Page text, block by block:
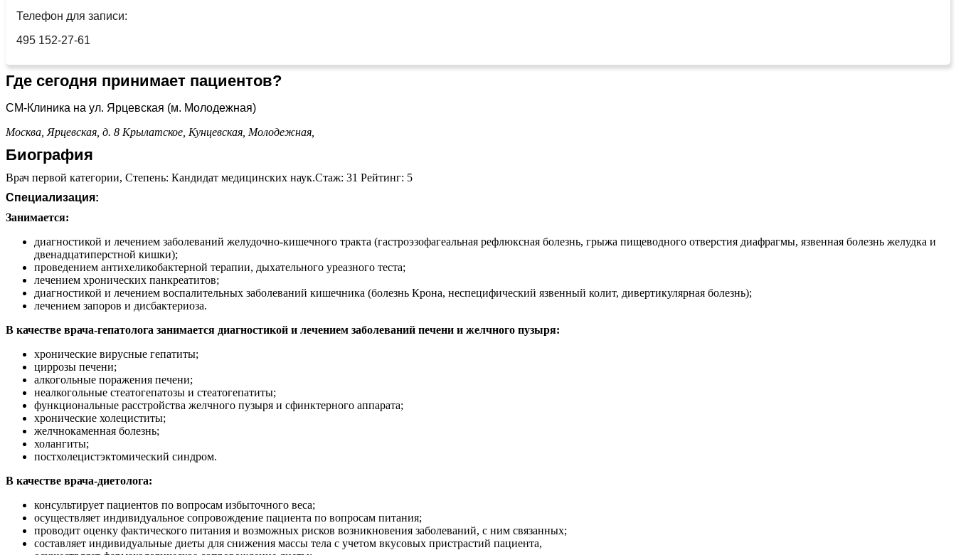
Телефон для записи:
495 152-27-61
Где сегодня принимает пациентов?
СМ-Клиника на ул. Ярцевская (м. Молодежная)
Москва, Ярцевская, д. 8 Крылатское, Кунцевская, Молодежная,
Биография
Врач первой категории, Степень: Кандидат медицинских наук.Стаж: 31 Рейтинг: 5
Специализация:
Занимается:
диагностикой и лечением заболеваний желудочно-кишечного тракта (гастроэзофагеальная рефлюксная болезнь, грыжа пищеводного отверстия диафрагмы, язвенная болезнь желудка и
двенадцатиперстной кишки);
проведением антихеликобактерной терапии, дыхательного уреазного теста;
лечением хронических панкреатитов;
диагностикой и лечением воспалительных заболеваний кишечника (болезнь Крона, неспецифический язвенный колит, дивертикулярная болезнь);
лечением запоров и дисбактериоза.
В качестве врача-гепатолога занимается диагностикой и лечением заболеваний печени и желчного пузыря:
хронические вирусные гепатиты;
циррозы печени;
алкогольные поражения печени;
неалкогольные стеатогепатозы и стеатогепатиты;
функциональные расстройства желчного пузыря и сфинктерного аппарата;
хронические холециститы;
желчнокаменная болезнь;
холангиты;
постхолецистэктомический синдром.
В качестве врача-диетолога:
консультирует пациентов по вопросам избыточного веса;
осуществляет индивидуальное сопровождение пациента по вопросам питания;
проводит оценку фактического питания и возможных рисков возникновения заболеваний, с ним связанных;
составляет индивидуальные диеты для снижения массы тела с учетом вкусовых пристрастий пациента,